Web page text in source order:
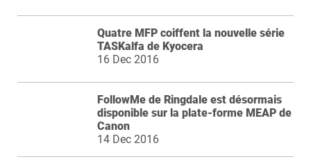
Quatre MFP coiffent la nouvelle série
TASKalfa de Kyocera
16 Dec 2016
FollowMe de Ringdale est désormais
disponible sur la plate-forme MEAP de
Canon
14 Dec 2016